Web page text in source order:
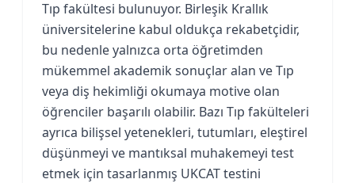
Tıp fakültesi bulunuyor. Birleşik Krallık
üniversitelerine kabul oldukça rekabetçidir,
bu nedenle yalnızca orta öğretimden
mükemmel akademik sonuçlar alan ve Tıp
veya diş hekimliği okumaya motive olan
öğrenciler başarılı olabilir. Bazı Tıp fakülteleri
ayrıca bilişsel yetenekleri, tutumları, eleştirel
düşünmeyi ve mantıksal muhakemeyi test
etmek için tasarlanmış UKCAT testini